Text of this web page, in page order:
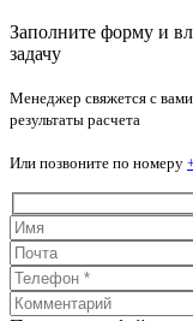
Заполните форму и
задачу
Менеджер свяжется с вами
результаты расчета
Или позвоните по номеру